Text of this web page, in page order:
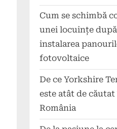
Cum se schimbă
unei locuințe după
instalarea
fotovoltaice
De ce Yorkshire
este atât de
România